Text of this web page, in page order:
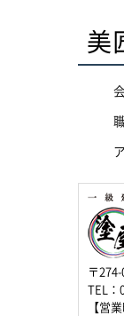
美
〒
TEL：
【営